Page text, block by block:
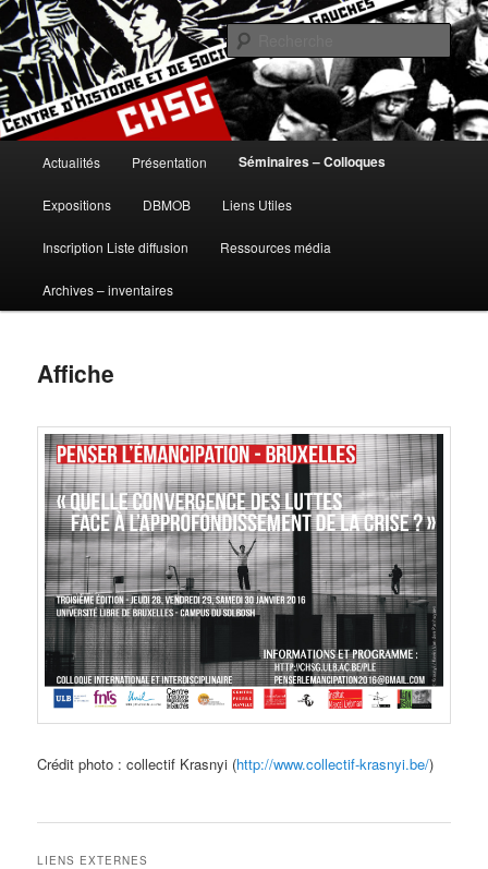
Aller
au
contenu
principalCentre d'Histoire et de Sociologie
des Gauches
histoire, gauches, gauche, communisme, syndicalisme, ouvrier, socialisme,
trotskysme, anarchisme, mouvement, emancipation, ULB
principal
Actualités Présentation Séminaires – Colloques
Expositions DBMOB Liens Utiles
Inscription Liste diffusion Ressources média
Archives – inventaires
Affiche
Crédit photo : collectif Krasnyi (http://www.collectif-krasnyi.be/)
LIENS EXTERNES